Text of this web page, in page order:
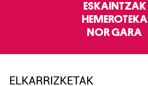
ESKAINTZAK
HEMEROTEKA
NOR GARA
ELKARRIZKETAK